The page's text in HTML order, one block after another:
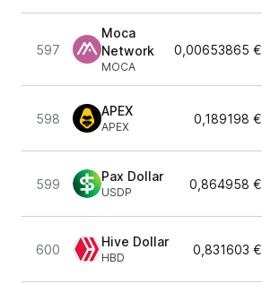
597
Moca
Network
MOCA
0,00653865 €
598
APEX
APEX
0,189198 €
599
Pax Dollar
USDP
0,864958 €
600
Hive Dollar
HBD
0,831603 €